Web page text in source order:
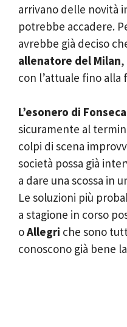
arrivano delle novità
potrebbe accadere.
avrebbe già deciso
allenatore del Milan
con l’attuale fino alla
L’esonero di
sicuramente al
colpi di scena
società possa già
a dare una scossa in
Le soluzioni più
a stagione in corso
oAllegri che sono
conoscono già bene